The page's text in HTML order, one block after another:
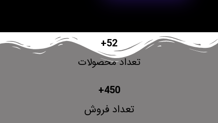
52
+
تعداد محصولات
450
+
تعداد فروش